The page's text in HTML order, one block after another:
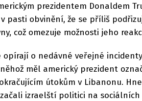
prezidentem Donaldem
pasti obvinění, že se příliš
což omezuje možnosti jeho
opírají o nedávné veřejné
měl americký prezident
útokům v Libanonu.
izraelští politici na